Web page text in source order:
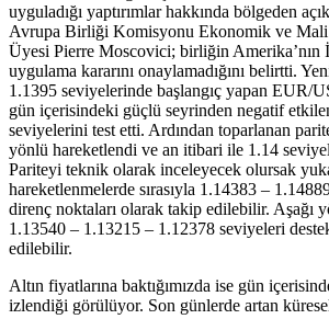
uyguladığı yaptırımlar hakkında bölgeden
Avrupa Birliği Komisyonu Ekonomik ve Mali
Üyesi Pierre Moscovici; birliğin Amerika’nın
uygulama kararını onaylamadığını belirtti.
1.1395 seviyelerinde başlangıç yapan EUR/
gün içerisindeki güçlü seyrinden negatif
seviyelerini test etti. Ardından toparlanan
yönlü hareketlendi ve an itibari ile 1.14
Pariteyi teknik olarak inceleyecek olursak
hareketlenmelerde sırasıyla 1.14383 –
direnç noktaları olarak takip edilebilir. Aşağı
1.13540 – 1.13215 – 1.12378 seviyeleri
edilebilir.
Altın fiyatlarına baktığımızda ise gün
izlendiği görülüyor. Son günlerde artan